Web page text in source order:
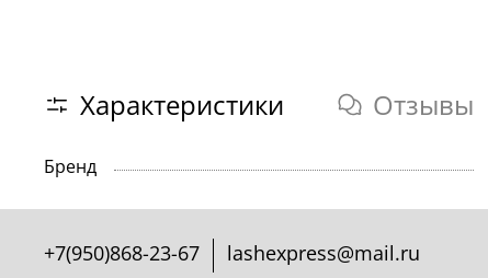
Характеристики Отзывы
Бренд
+7(950)868-23-67
lashexpress@mail.ru